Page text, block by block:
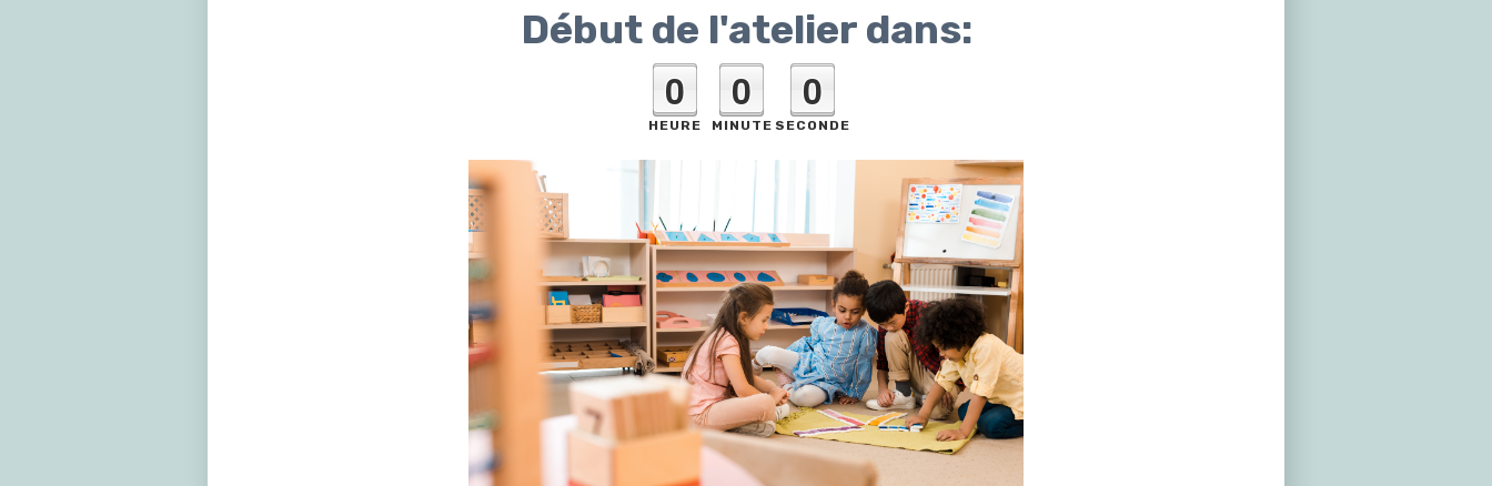
Début de l'atelier dans:
0
HEURE
0
MINUTE
0
SECONDE